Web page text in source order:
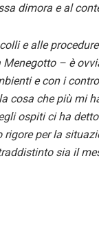
dimora e al
e alle
Menegotto – è
e con i
cosa che più mi
ospiti ci ha
rigore per la
sia il